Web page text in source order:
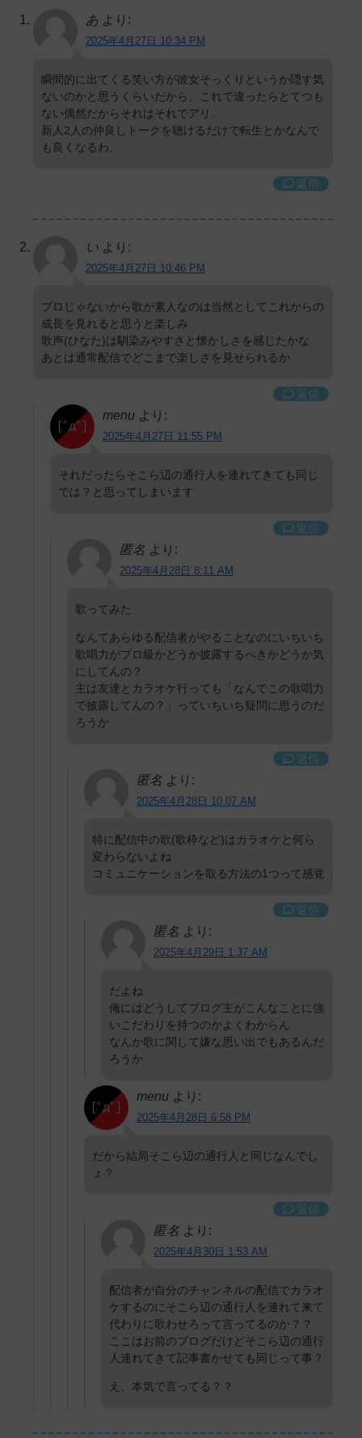
あ より:
2025年4月27日 10:34 PM
瞬間的に出てくる笑い方が彼女そっくりというか隠す気
ないのかと思うくらいだから、これで違ったらとてつも
ない偶然だからそれはそれでアリ。
新人2人の仲良しトークを聴けるだけで転生とかなんで
も良くなるわ。
返信
い より:
2025年4月27日 10:46 PM
プロじゃないから歌が素人なのは当然としてこれからの
成長を見れると思うと楽しみ
歌声(ひなた)は馴染みやすさと懐かしさを感じたかな
あとは通常配信でどこまで楽しさを見せられるか
返信
menu より:
2025年4月27日 11:55 PM
それだったらそこら辺の通行人を連れてきても同じ
では？と思ってしまいます
返信
匿名 より:
2025年4月28日 8:11 AM
歌ってみた
なんてあらゆる配信者がやることなのにいちいち
歌唱力がプロ級かどうか披露するべきかどうか気
にしてんの？
主は友達とカラオケ行っても「なんでこの歌唱力
で披露してんの？」っていちいち疑問に思うのだ
ろうか
返信
匿名 より:
2025年4月28日 10:07 AM
特に配信中の歌(歌枠など)はカラオケと何ら
変わらないよね
コミュニケーションを取る方法の1つって感覚
返信
匿名 より:
2025年4月29日 1:37 AM
だよね
俺にはどうしてブログ主がこんなことに強
いこだわりを持つのかよくわからん
なんか歌に関して嫌な思い出でもあるんだ
ろうか
menu より:
2025年4月28日 6:58 PM
だから結局そこら辺の通行人と同じなんでし
ょ？
返信
匿名 より:
2025年4月30日 1:53 AM
配信者が自分のチャンネルの配信でカラオ
ケするのにそこら辺の通行人を連れて来て
代わりに歌わせろって言ってるのか？？
ここはお前のブログだけどそこら辺の通行
人連れてきて記事書かせても同じって事？
え、本気で言ってる？？